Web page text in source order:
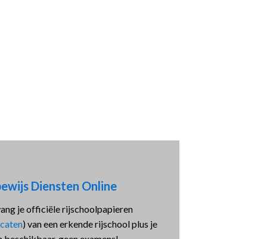
Diensten Online
je officiële rijschoolpapieren
) van een erkende rijschool plus je